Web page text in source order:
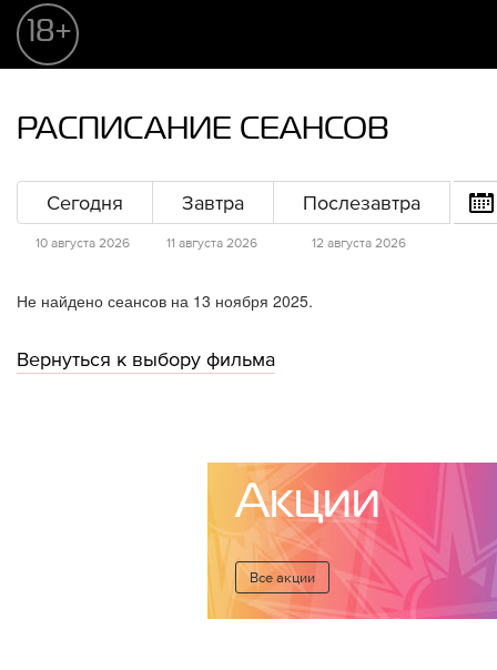
18+
РАСПИСАНИЕ СЕАНСОВ
Сегодня
10 августа 2026
Завтра
11 августа 2026
Послезавтра
12 августа 2026
Не найдено сеансов на 13 ноября 2025.
Вернуться к выбору фильма
Акции
Все акции